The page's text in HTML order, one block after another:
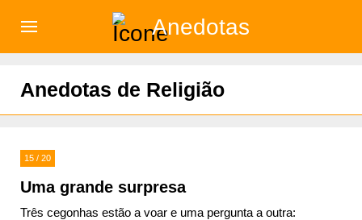
Anedotas
Anedotas de Religião
15 / 20
Uma grande surpresa
Três cegonhas estão a voar e uma pergunta a outra: